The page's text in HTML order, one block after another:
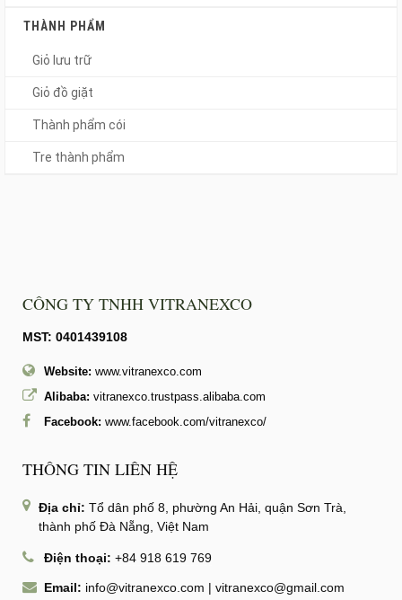
THÀNH PHẨM
Giỏ lưu trữ
Giỏ đồ giặt
Thành phẩm cói
Tre thành phẩm
CÔNG TY TNHH VITRANEXCO
MST: 0401439108
Website: www.vitranexco.com
Alibaba: vitranexco.trustpass.alibaba.com
Facebook: www.facebook.com/vitranexco/
THÔNG TIN LIÊN HỆ
Địa chỉ: Tổ dân phố 8, phường An Hải, quận Sơn Trà,
thành phố Đà Nẵng, Việt Nam
Điện thoại: +84 918 619 769
Email: info@vitranexco.com | vitranexco@gmail.com